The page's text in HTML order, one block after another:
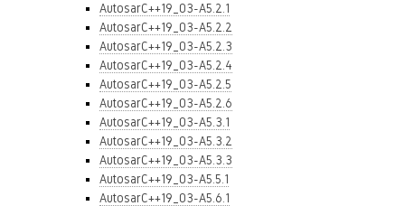
AutosarC++19_03-A5.2.1
AutosarC++19_03-A5.2.2
AutosarC++19_03-A5.2.3
AutosarC++19_03-A5.2.4
AutosarC++19_03-A5.2.5
AutosarC++19_03-A5.2.6
AutosarC++19_03-A5.3.1
AutosarC++19_03-A5.3.2
AutosarC++19_03-A5.3.3
AutosarC++19_03-A5.5.1
AutosarC++19_03-A5.6.1